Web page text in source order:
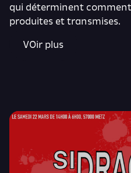
qui déterminent
produites et transmises.
VOir plus